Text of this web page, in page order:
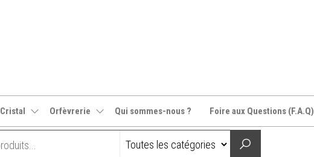
Cristal Orfèvrerie Qui sommes-nous ? Foire aux Questions (F.A.Q)